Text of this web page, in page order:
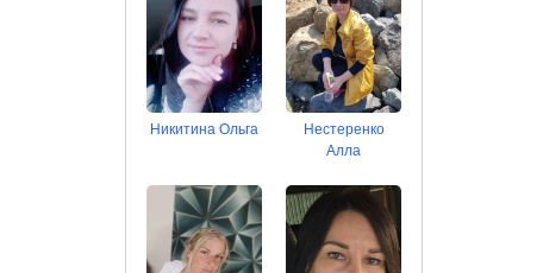
Никитина Ольга
Нестеренко
Алла